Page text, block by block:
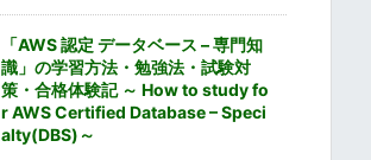
「AWS 認定 データベース – 専門知
識」の学習方法・勉強法・試験対
策・合格体験記 ～ How to study fo
r AWS Certified Database – Speci
alty(DBS)～